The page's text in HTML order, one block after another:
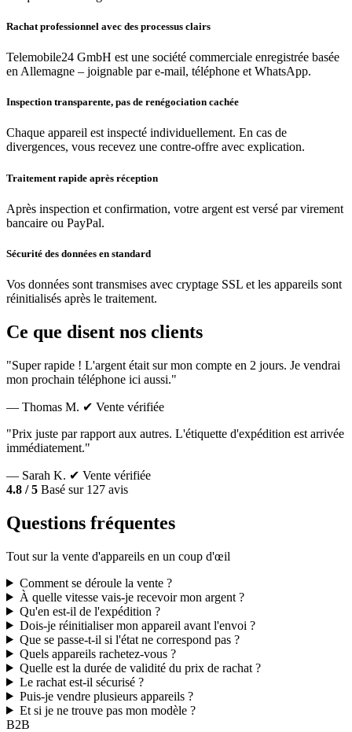
Rachat professionnel avec des processus clairs
Telemobile24 GmbH est une société commerciale enregistrée basée
en Allemagne – joignable par e-mail, téléphone et WhatsApp.
Inspection transparente, pas de renégociation cachée
Chaque appareil est inspecté individuellement. En cas de
divergences, vous recevez une contre-offre avec explication.
Traitement rapide après réception
Après inspection et confirmation, votre argent est versé par virement
bancaire ou PayPal.
Sécurité des données en standard
Vos données sont transmises avec cryptage SSL et les appareils sont
réinitialisés après le traitement.
Ce que disent nos clients
"Super rapide ! L'argent était sur mon compte en 2 jours. Je vendrai
mon prochain téléphone ici aussi."
— Thomas M. ✔ Vente vérifiée
"Prix juste par rapport aux autres. L'étiquette d'expédition est arrivée
immédiatement."
— Sarah K. ✔ Vente vérifiée
4.8 / 5 Basé sur 127 avis
Questions fréquentes
Tout sur la vente d'appareils en un coup d'œil
Comment se déroule la vente ?
À quelle vitesse vais-je recevoir mon argent ?
Qu'en est-il de l'expédition ?
Dois-je réinitialiser mon appareil avant l'envoi ?
Que se passe-t-il si l'état ne correspond pas ?
Quels appareils rachetez-vous ?
Quelle est la durée de validité du prix de rachat ?
Le rachat est-il sécurisé ?
Puis-je vendre plusieurs appareils ?
Et si je ne trouve pas mon modèle ?
B2B